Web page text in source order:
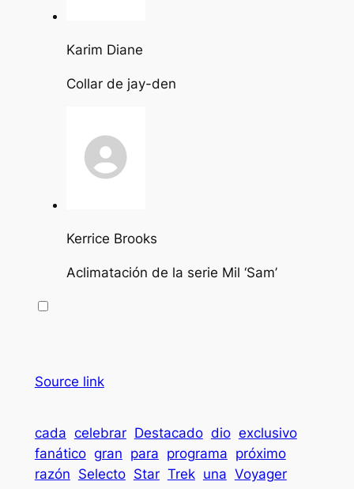
Karim Diane
Collar de jay-den
Kerrice Brooks
Aclimatación de la serie Mil ‘Sam’
Source link
cada celebrar Destacado dio exclusivo
fanático gran para programa próximo
razón Selecto Star Trek una Voyager